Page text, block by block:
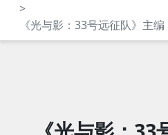
>
《光与影：33号远征队》主